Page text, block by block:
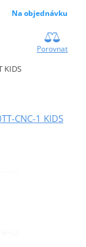
Na objednávku
Porovnat
KIDS
CNC-1 KIDS